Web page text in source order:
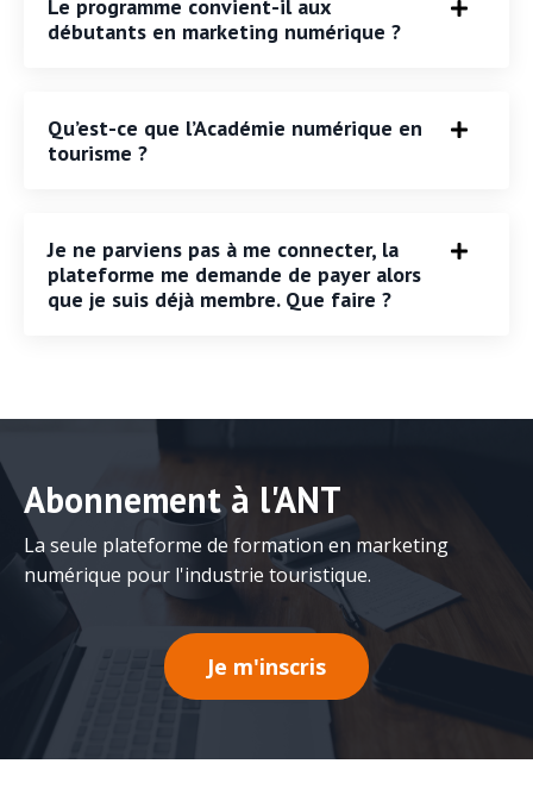
Le programme convient-il aux
débutants en marketing numérique ?
Qu’est-ce que l’Académie numérique en
tourisme ?
Je ne parviens pas à me connecter, la
plateforme me demande de payer alors
que je suis déjà membre. Que faire ?
Abonnement à l'ANT
La seule plateforme de formation en marketing
numérique pour l'industrie touristique.
Je m'inscris